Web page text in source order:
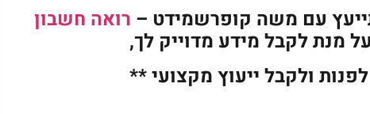
עם משה קופרשמידט – רואה חשבון
על מנת לקבל מידע מדוייק לך,
ולקבל ייעוץ מקצועי **